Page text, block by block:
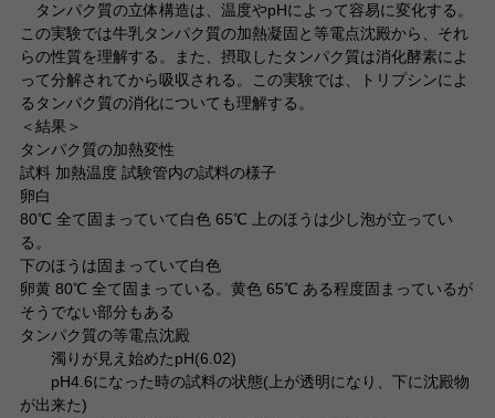
タンパク質の立体構造は、温度やpHによって容易に変化する。
この実験では牛乳タンパク質の加熱凝固と等電点沈殿から、それ
らの性質を理解する。また、摂取したタンパク質は消化酵素によ
って分解されてから吸収される。この実験では、トリプシンによ
るタンパク質の消化についても理解する。
＜結果＞
タンパク質の加熱変性
試料 加熱温度 試験管内の試料の様子
卵白
80℃ 全て固まっていて白色 65℃ 上のほうは少し泡が立ってい
る。
下のほうは固まっていて白色
卵黄 80℃ 全て固まっている。黄色 65℃ ある程度固まっているが
そうでない部分もある
タンパク質の等電点沈殿
濁りが見え始めたpH(6.02)
pH4.6になった時の試料の状態(上が透明になり、下に沈殿物
が出来た)